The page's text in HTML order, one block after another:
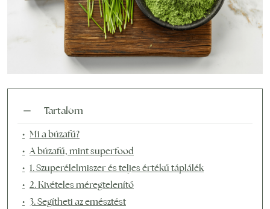
Tartalom
Mi a búzafű?
A búzafű, mint superfood
1. Szuperélelmiszer és teljes értékű táplálék
2. Kivételes méregtelenítő
3. Segítheti az emésztést